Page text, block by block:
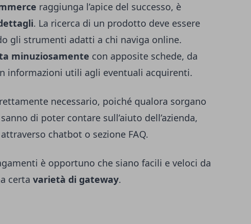
raggiunga l’apice del successo, è
. La ricerca di un prodotto deve essere
gli strumenti adatti a chi naviga online.
minuziosamente con apposite schede, da
informazioni utili agli eventuali acquirenti.
necessario, poiché qualora sorgano
di poter contare sull’aiuto dell’azienda,
chatbot o sezione FAQ.
è opportuno che siano facili e veloci da
certa varietà di gateway.